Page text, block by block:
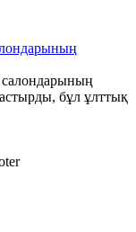
салондарының
бұл ұлттық